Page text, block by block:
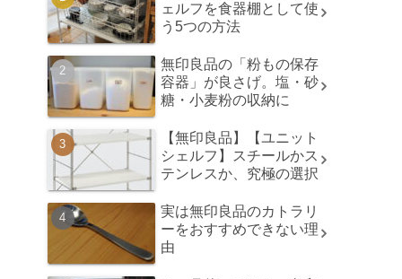
ェルフを食器棚として使
う5つの方法
無印良品の「粉もの保存
容器」が良さげ。塩・砂
糖・小麦粉の収納に
【無印良品】【ユニット
シェルフ】スチールかス
テンレスか、究極の選択
実は無印良品のカトラリ
ーをおすすめできない理
由